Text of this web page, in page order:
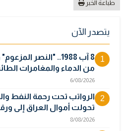
طباعة الخبر
يتصدر الآن
1
8 آب 1988.. "النصر
من الدماء والمغامرات
6/08/2026
2
الرواتب تحت رحمة النفط
تحولت أموال العراق إلى
8/08/2026